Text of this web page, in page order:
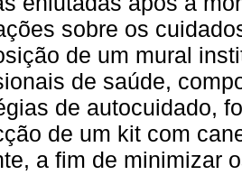
sobre os
de um mural
de saúde,
de autocuidado,
de um kit com
a fim de minimizar